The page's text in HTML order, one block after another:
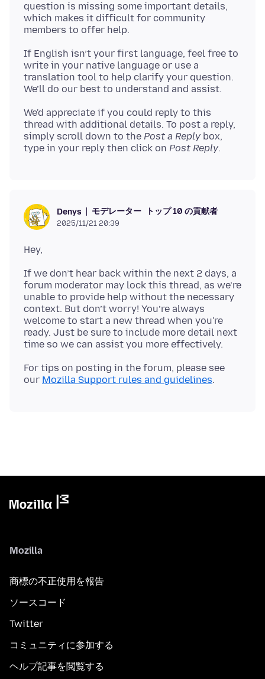
question is missing some important details,
which makes it difficult for community
If English isn’t your first language, feel free to
write in your native language or use a
translation tool to help clarify your question.
We'd appreciate if you could reply to this
thread with additional details. To post a reply,
simply scroll down to the Post a Reply box,
type in your reply then click on Post Reply
Denys モデレーター トップ 10 の貢献者
2025/11/21 20:39
If we don’t hear back within the next 2 days, a
forum moderator may lock this thread, as we’re
unable to provide help without the necessary
context. But don’t worry! You’re always
welcome to start a new thread when you're
ready. Just be sure to include more detail next
For tips on posting in the forum, please see
our Mozilla Support rules and guidelines
Mozilla
商標の不正使用を報告
ソースコード
Twitter
コミュニティに参加する
ヘルプ記事を閲覧する